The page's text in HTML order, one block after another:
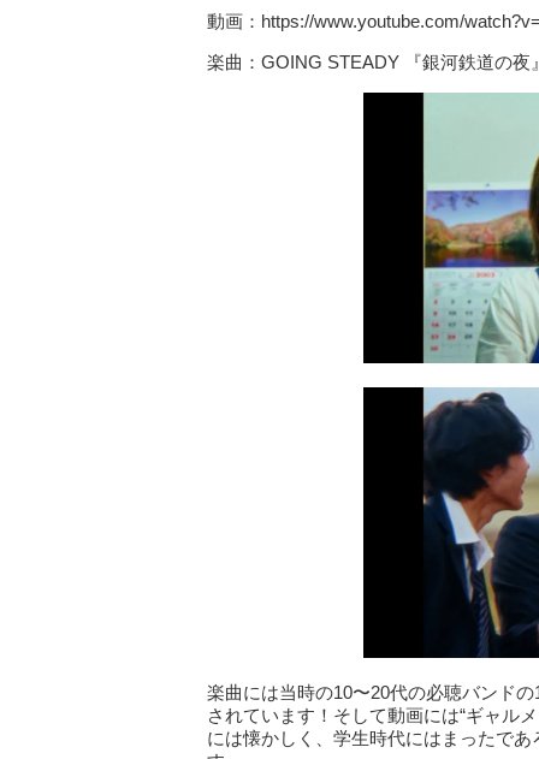
動画：https://www.youtube.com/
楽曲：GOING STEADY 『銀河鉄道の夜
楽曲には当時の10〜20代の必聴バンド
されています！そして動画には“ギャル
には懐かしく、学生時代にはまったで